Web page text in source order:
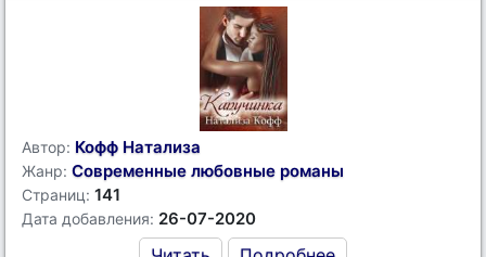
Автор: Кофф Натализа
Жанр: Современные любовные романы
Страниц: 141
Дата добавления: 26-07-2020